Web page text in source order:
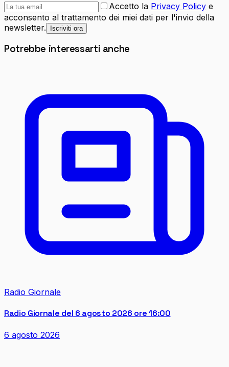
Accetto la Privacy Policy e
acconsento al trattamento dei miei dati per l'invio della
newsletter.
Iscriviti ora
Potrebbe interessarti anche
Radio Giornale
Radio Giornale del 6 agosto 2026 ore 16:00
6 agosto 2026